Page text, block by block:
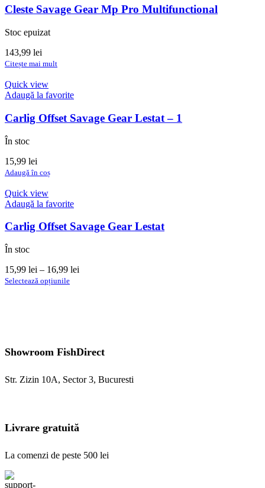
Cleste Savage Gear Mp Pro Multifunctional
Stoc epuizat
143,99 lei
Citește mai mult
Quick view
Adaugă la favorite
Carlig Offset Savage Gear Lestat – 1
În stoc
15,99 lei
Adaugă în coș
Quick view
Adaugă la favorite
Carlig Offset Savage Gear Lestat
În stoc
15,99 lei – 16,99 lei
Selectează opțiunileAcest
pot
alese
în
Showroom FishDirect
Str. Zizin 10A, Sector 3, Bucuresti
Livrare gratuită
La comenzi de peste 500 lei